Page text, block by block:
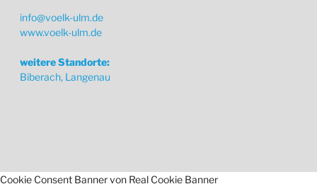
info@voelk-ulm.de
www.voelk-ulm.de
weitere Standorte:
Biberach, Langenau
Cookie Consent Banner von Real Cookie Banner